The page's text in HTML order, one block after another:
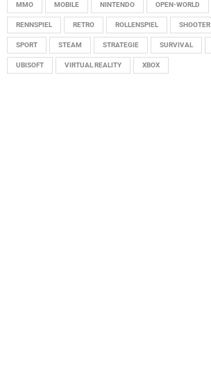
MMO MOBILE NINTENDO OPEN-WORLD
RENNSPIEL RETRO ROLLENSPIEL SHOOTER
SPORT STEAM STRATEGIE SURVIVAL
UBISOFT VIRTUAL REALITY XBOX